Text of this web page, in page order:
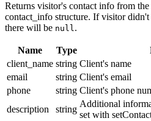
Returns visitor's contact info from the
contact_info structure. If visitor
there will be null.
Name Type
client_name string Client's name
email
string Client's email
phone
string Client's phone
description
string
Additional
set with